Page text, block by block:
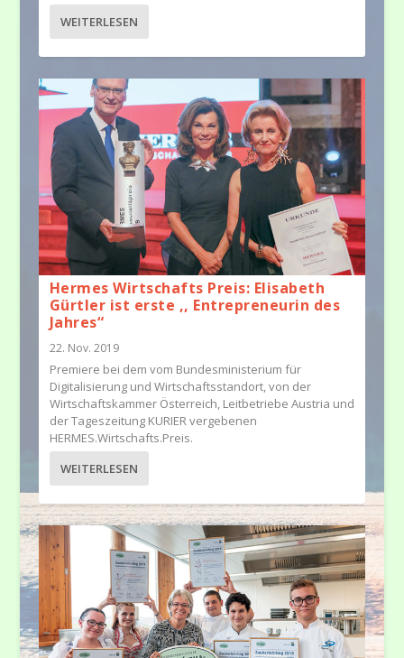
WEITERLESEN
Hermes Wirtschafts Preis: Elisabeth
Gürtler ist erste ,, Entrepreneurin des
Jahres“
22. Nov. 2019
Premiere bei dem vom Bundesministerium für
Digitalisierung und Wirtschaftsstandort, von der
Wirtschaftskammer Österreich, Leitbetriebe Austria und
der Tageszeitung KURIER vergebenen
HERMES.Wirtschafts.Preis.
WEITERLESEN